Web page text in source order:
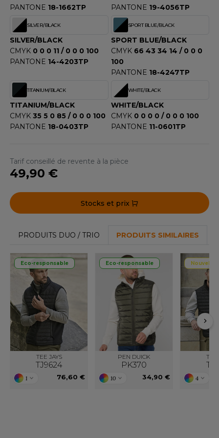
ATHLETIC® COLLECTION
ETIQUETTE
CLOTHING
DENIM
PANTONE 18-1662TP
PANTONE 19-4056TP
SILVER/BLACK
SILVER/BLACK
CMYK 0 0 0 11 / 0 0 0 100
PANTONE 14-4203TP
SPORT BLUE/BLACK
SPORT BLUE/BLACK
CMYK 66 43 34 14 / 0 0 0
100
PANTONE 18-4247TP
TITANIUM/BLACK
TITANIUM/BLACK
CMYK 35 5 0 85 / 0 0 0 100
PANTONE 18-0403TP
WHITE/BLACK
WHITE/BLACK
CMYK 0 0 0 0 / 0 0 0 100
PANTONE 11-0601TP
Tarif conseillé de revente à la pièce
49,90 €
Stocks et prix
PRODUITS DUO / TRIO PRODUITS SIMILAIRES
Eco-responsable
TEE JAYS
TJ9624
1 76,60 €
Eco-responsable
PEN DUICK
PK370
10 34,90 €
Nouvelle
TEE
4